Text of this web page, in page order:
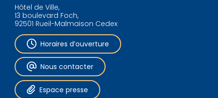
Hôtel de Ville,
13 boulevard Foch,
92501 Rueil-Malmaison Cedex
Horaires d’ouverture
Nous contacter
Espace presse